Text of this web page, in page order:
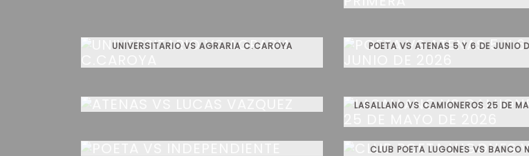
UNIVERSITARIO VS AGRARIA C.CAROYA
POETA VS ATENAS 5 Y 6 DE JUNIO
CLUB POETA LUGONES VS BANCO